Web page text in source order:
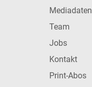
Mediadaten
Team
Jobs
Kontakt
Print-Abos